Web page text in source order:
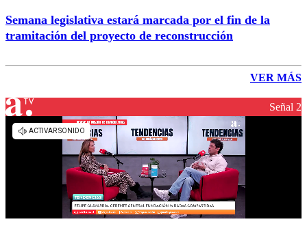
Semana legislativa estará marcada por el fin de la
tramitación del proyecto de reconstrucción
VER MÁS
Señal 2